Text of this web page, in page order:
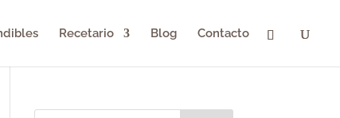
Recetario Blog Contacto